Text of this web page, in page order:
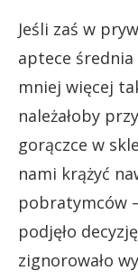
Jeśli zaś w
aptece
mniej więcej
należałoby
gorączce w
nami krążyć
pobratymców
podjęło
zignorowało